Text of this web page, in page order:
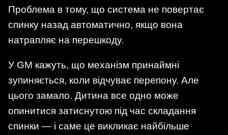
Проблема в тому, що система не повертає
спинку назад автоматично, якщо вона
натрапляє на перешкоду.
У GM кажуть, що механізм принаймні
зупиняється, коли відчуває перепону. Але
цього замало. Дитина все одно може
опинитися затиснутою під час складання
спинки — і саме це викликає найбільше